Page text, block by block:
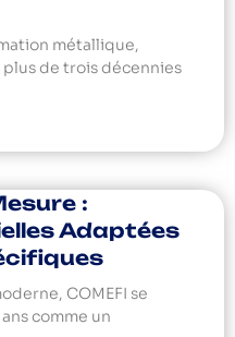
métallique,
plus de trois décennies
:
Adaptées
COMEFI se
comme un